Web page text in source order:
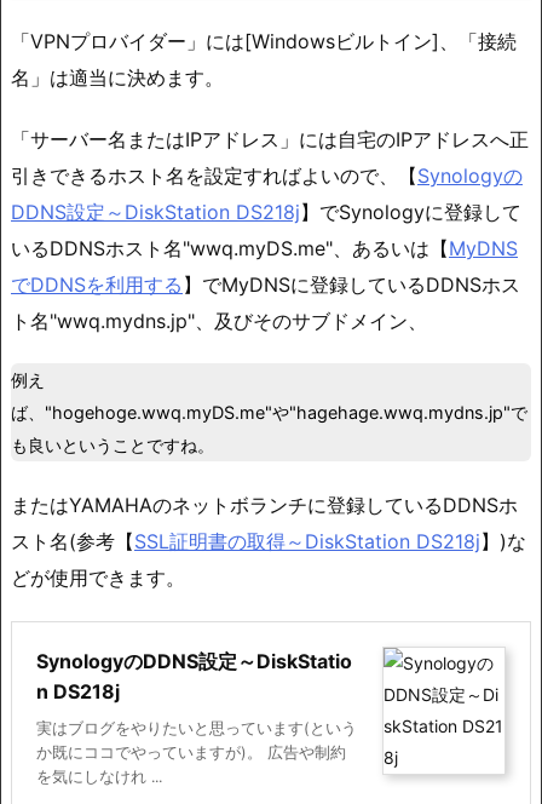
「VPNプロバイダー」には[Windowsビルトイン]、「接続
名」は適当に決めます。
「サーバー名またはIPアドレス」には自宅のIPアドレスへ正
引きできるホスト名を設定すればよいので、【Synologyの
DDNS設定～DiskStation DS218j】でSynologyに登録して
いるDDNSホスト名"wwq.myDS.me"、あるいは【MyDNS
でDDNSを利用する 】でMyDNSに登録しているDDNSホス
ト名"wwq.mydns.jp"、及びそのサブドメイン、
例え
ば、"hogehoge.wwq.myDS.me"や"hagehage.wwq.mydns.jp"で
も良いということですね。
またはYAMAHAのネットボランチに登録しているDDNSホ
スト名(参考【SSL証明書の取得～DiskStation DS218j】)な
どが使用できます。
SynologyのDDNS設定～DiskStatio
n DS218j
実はブログをやりたいと思っています(という
か既にココでやっていますが)。 広告や制約
を気にしなけれ ...